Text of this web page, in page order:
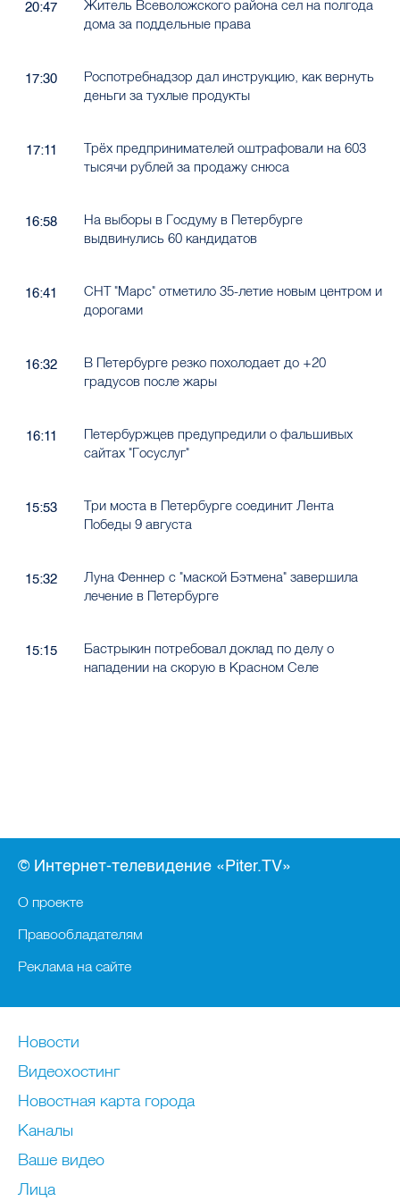
20:47
Житель Всеволожского района сел на полгода
дома за поддельные права
17:30
Роспотребнадзор дал инструкцию, как вернуть
деньги за тухлые продукты
17:11
Трёх предпринимателей оштрафовали на 603
тысячи рублей за продажу снюса
16:58
На выборы в Госдуму в Петербурге
выдвинулись 60 кандидатов
16:41
СНТ "Марс" отметило 35-летие новым центром и
дорогами
16:32
В Петербурге резко похолодает до +20
градусов после жары
16:11
Петербуржцев предупредили о фальшивых
сайтах "Госуслуг"
15:53
Три моста в Петербурге соединит Лента
Победы 9 августа
15:32
Луна Феннер с "маской Бэтмена" завершила
лечение в Петербурге
15:15
Бастрыкин потребовал доклад по делу о
нападении на скорую в Красном Селе
© Интернет-телевидение «Piter.TV»
О проекте
Правообладателям
Реклама на сайте
Новости
Видеохостинг
Новостная карта города
Каналы
Ваше видео
Лица